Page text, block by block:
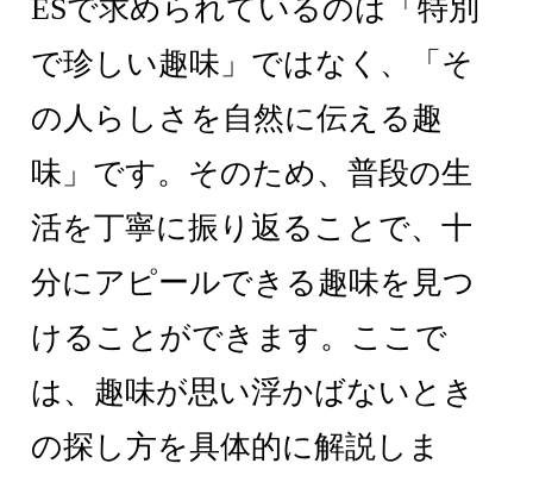
ESで求められているのは「特別
で珍しい趣味」ではなく、「そ
の人らしさを自然に伝える趣
味」です。そのため、普段の生
活を丁寧に振り返ることで、十
分にアピールできる趣味を見つ
けることができます。ここで
は、趣味が思い浮かばないとき
の探し方を具体的に解説しま